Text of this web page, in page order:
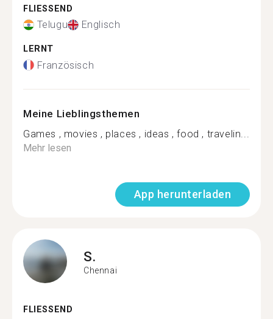
FLIESSEND
Telugu Englisch
LERNT
Französisch
Meine Lieblingsthemen
Games , movies , places , ideas , food , travelin...
Mehr lesen
App herunterladen
S.
Chennai
FLIESSEND